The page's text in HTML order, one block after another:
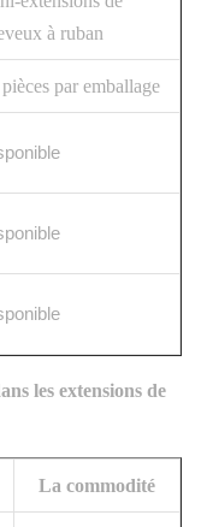
à ruban
par emballage
les extensions de
La commodité